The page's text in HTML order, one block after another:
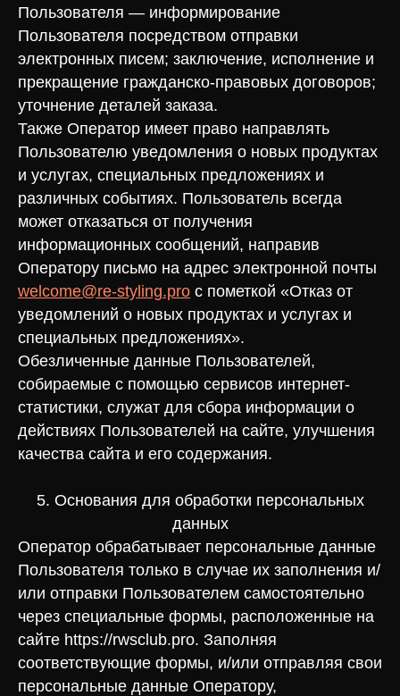
Пользователя — информирование
Пользователя посредством отправки
электронных писем; заключение, исполнение и
прекращение гражданско-правовых договоров;
уточнение деталей заказа.
Также Оператор имеет право направлять
Пользователю уведомления о новых продуктах
и услугах, специальных предложениях и
различных событиях. Пользователь всегда
может отказаться от получения
информационных сообщений, направив
Оператору письмо на адрес электронной почты
welcome@re-styling.pro с пометкой «Отказ от
уведомлений о новых продуктах и услугах и
специальных предложениях».
Обезличенные данные Пользователей,
собираемые с помощью сервисов интернет-
статистики, служат для сбора информации о
действиях Пользователей на сайте, улучшения
качества сайта и его содержания.
5. Основания для обработки персональных
данных
Оператор обрабатывает персональные данные
Пользователя только в случае их заполнения и/
или отправки Пользователем самостоятельно
через специальные формы, расположенные на
сайте https://rwsclub.pro. Заполняя
соответствующие формы, и/или отправляя свои
персональные данные Оператору,